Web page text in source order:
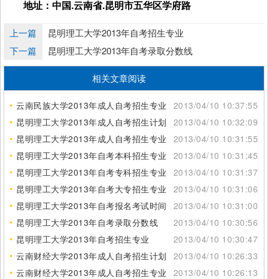
地址：中国.云南省.昆明市五华区学府路
上一篇
昆明理工大学2013年自考招生专业
下一篇
昆明理工大学2013年自考录取分数线
相关文章阅读
云南民族大学2013年成人自考招生专业
2013/04/10 10:37:55
昆明理工大学2013年成人自考招生计划
2013/04/10 10:32:09
昆明理工大学2013年成人自考招生专业
2013/04/10 10:31:55
昆明理工大学2013年自考本科招生专业
2013/04/10 10:31:45
昆明理工大学2013年自考专科招生专业
2013/04/10 10:31:37
昆明理工大学2013年自考大专招生专业
2013/04/10 10:31:06
昆明理工大学2013年自考报名考试时间
2013/04/10 10:31:00
昆明理工大学2013年自考录取分数线
2013/04/10 10:30:56
昆明理工大学2013年自考招生专业
2013/04/10 10:30:47
云南财经大学2013年成人自考招生计划
2013/04/10 10:26:33
云南财经大学2013年成人自考招生专业
2013/04/10 10:26:13